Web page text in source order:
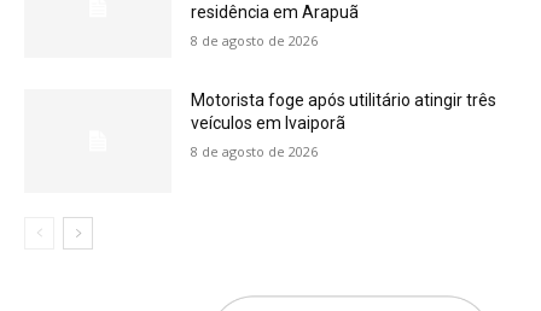
residência em Arapuã
8 de agosto de 2026
Motorista foge após utilitário atingir três
veículos em Ivaiporã
8 de agosto de 2026